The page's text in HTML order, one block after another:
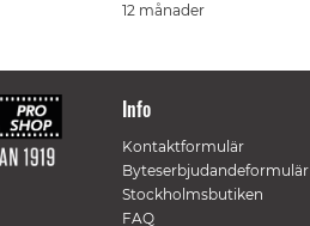
12 månader
Info
Kontaktformulär
Byteserbjudandeformulär
Stockholmsbutiken
FAQ